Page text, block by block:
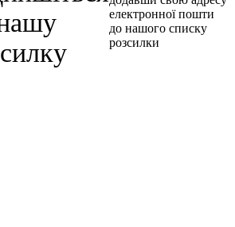
електронної пошти
до нашого списку
розсилки